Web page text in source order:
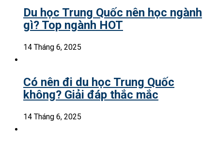
Du học Trung Quốc nên học ngành
gì? Top ngành HOT
14 Tháng 6, 2025
Có nên đi du học Trung Quốc
không? Giải đáp thắc mắc
14 Tháng 6, 2025